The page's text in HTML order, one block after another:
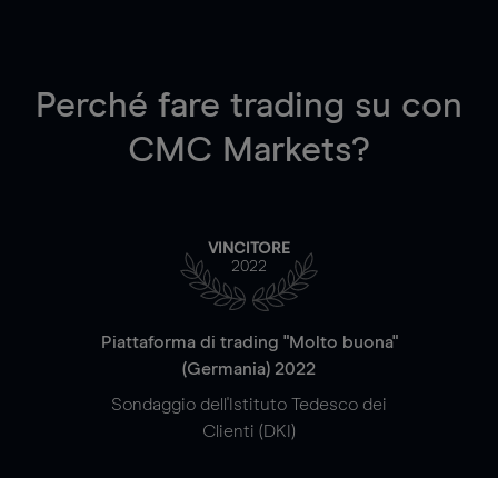
Perché fare trading su con
CMC Markets?
VINCITORE
2022
Piattaforma di trading "Molto buona"
(Germania) 2022
Sondaggio dell'Istituto Tedesco dei
Clienti (DKI)